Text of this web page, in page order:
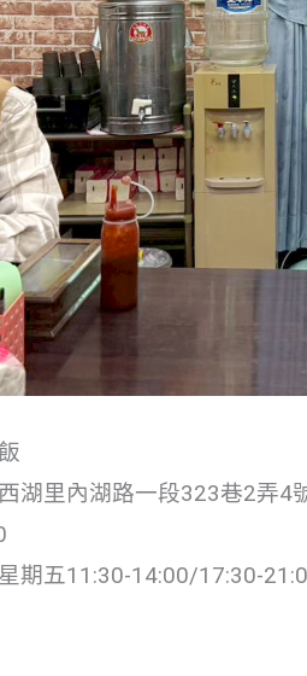
湖里內湖路一段323巷2弄4
期五11:30-14:00/17:30-